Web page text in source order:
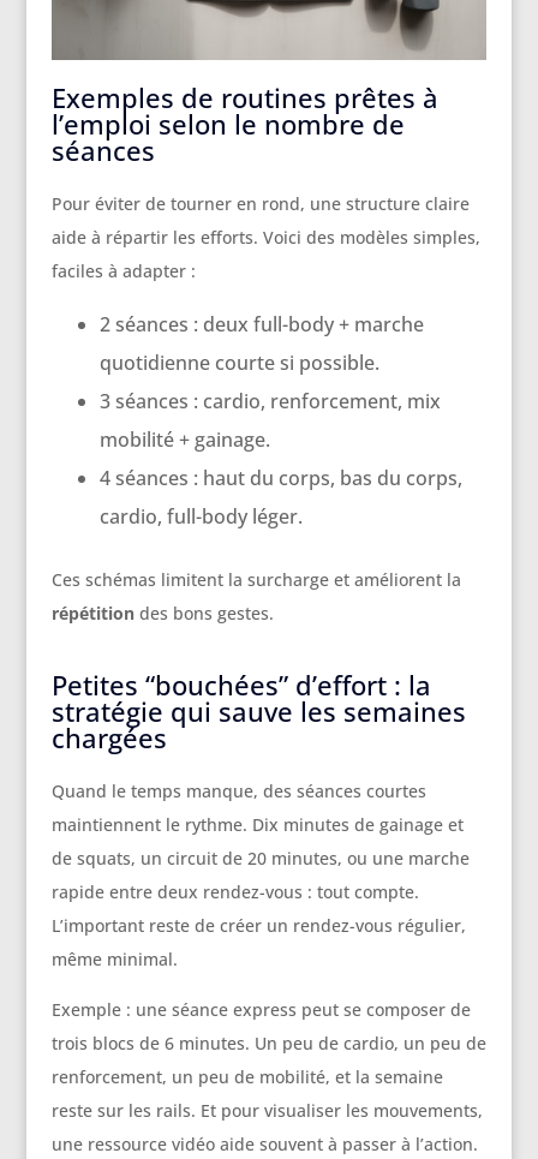
Exemples de routines prêtes à
l’emploi selon le nombre de
séances
Pour éviter de tourner en rond, une structure claire
aide à répartir les efforts. Voici des modèles simples,
faciles à adapter :
2 séances : deux full-body + marche
quotidienne courte si possible.
3 séances : cardio, renforcement, mix
mobilité + gainage.
4 séances : haut du corps, bas du corps,
cardio, full-body léger.
Ces schémas limitent la surcharge et améliorent la
répétitiondes bons gestes.
Petites “bouchées” d’effort : la
stratégie qui sauve les semaines
chargées
Quand le temps manque, des séances courtes
maintiennent le rythme. Dix minutes de gainage et
de squats, un circuit de 20 minutes, ou une marche
rapide entre deux rendez-vous : tout compte.
L’important reste de créer un rendez-vous régulier,
même minimal.
Exemple : une séance express peut se composer de
trois blocs de 6 minutes. Un peu de cardio, un peu de
renforcement, un peu de mobilité, et la semaine
reste sur les rails. Et pour visualiser les mouvements,
une ressource vidéo aide souvent à passer à l’action.